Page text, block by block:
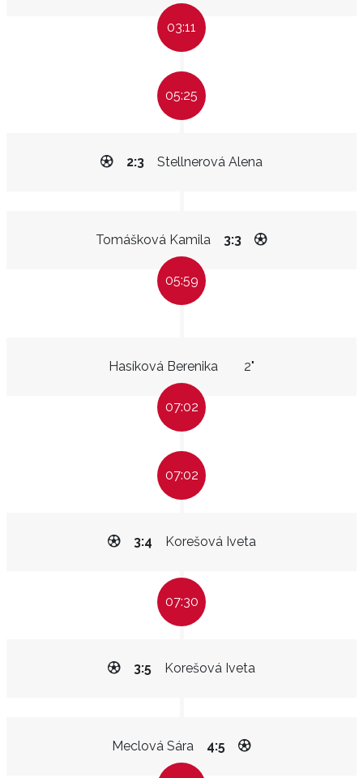
03:11
05:25
Stellnerová Alena
2:3
Tomášková Kamila 3:3
05:59
Hasíková Berenika 2"
07:02
07:02
Korešová Iveta
3:4
07:30
Korešová Iveta
3:5
Meclová Sára 4:5